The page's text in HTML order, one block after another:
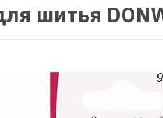
шитья